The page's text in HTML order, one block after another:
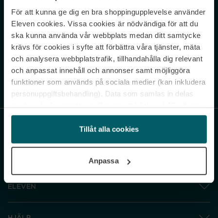
För att kunna ge dig en bra shoppingupplevelse använder
Eleven cookies. Vissa cookies är nödvändiga för att du
ska kunna använda vår webbplats medan ditt samtycke
krävs för cookies i syfte att förbättra våra tjänster, mäta
och analysera webbplatstrafik, tillhandahålla dig relevant
och anpassat innehåll och annonser samt möjliggöra
funktioner som används på sociala medier (kan inkludera
personuppgiftsbehandling). Data som samlas in delas
och gå vidare” accepterar du samtliga cookies medan du
under ”Inställningar” kan anpassa användningen av
cookies. Du kan återkalla ditt samtycke när som helst.
Tillåt alla cookies
Anpassa
Never miss a beat.
Sign up to our newsletter.
Genom att prenumerera accepterar du vår Integritetspolicy. Avprenumerera
ELEVEN